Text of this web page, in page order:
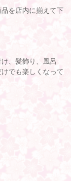
を店内に揃えて下
、髪飾り、風呂
でも楽しくなって